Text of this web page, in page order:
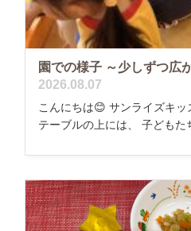
園での様子 ～少しずつ広
2026.08.07
こんにちは😊 サンライズキ
テーブルの上には、 子どもた